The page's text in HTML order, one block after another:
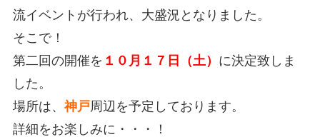
流イベントが行われ、大盛況となりました。
そこで！
第二回の開催を １０月１７日（土） に決定致しま
した。
場所は、 神戸周辺を予定しております。
詳細をお楽しみに・・・！